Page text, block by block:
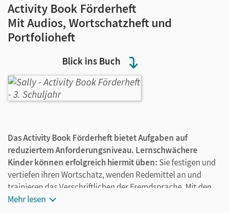
Blick ins Buch
Activity Book Förderheft
Mit Audios, Wortschatzheft und
Portfolioheft
Das Activity Book Förderheft bietet Aufgaben auf
reduziertem Anforderungsniveau. Lernschwächere
Kinder können erfolgreich hiermit üben: Sie festigen und
vertiefen ihren Wortschatz, wenden Redemittel an und
trainieren das Verschriftlichen der Fremdsprache. Mit den
Audios und den beiden Beilagen liefert das Activity Book
Mehr lesen